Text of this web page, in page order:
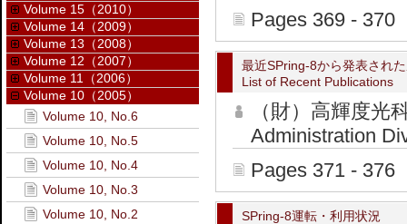
Pages 369 - 370
最近SPring-8から発表され
List of Recent Publications
（財）高輝度
Administration
Pages 371 - 376
SPring-8運転・利用状況
Volume 15（2010）
Volume 14（2009）
Volume 13（2008）
Volume 12（2007）
Volume 11（2006）
Volume 10（2005）
Volume 10, No.6
Volume 10, No.5
Volume 10, No.4
Volume 10, No.3
Volume 10, No.2